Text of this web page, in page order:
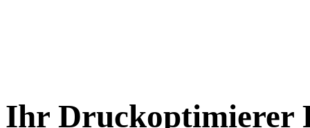
Ihr Druckoptimierer